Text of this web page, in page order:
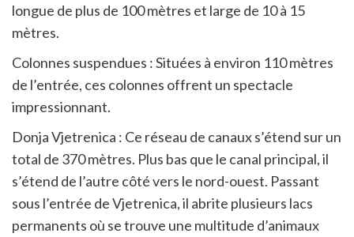
longue de plus de 100 mètres et large de 10 à 15
mètres.
Colonnes suspendues : Situées à environ 110 mètres
de l’entrée, ces colonnes offrent un spectacle
impressionnant.
Donja Vjetrenica : Ce réseau de canaux s’étend sur un
total de 370 mètres. Plus bas que le canal principal, il
s’étend de l’autre côté vers le nord-ouest. Passant
sous l’entrée de Vjetrenica, il abrite plusieurs lacs
permanents où se trouve une multitude d’animaux